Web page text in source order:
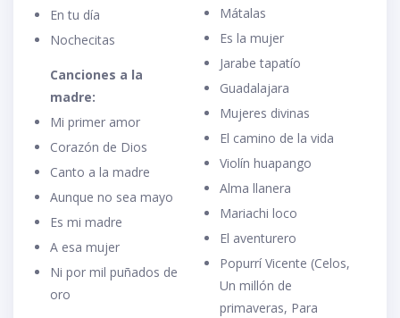
En tu día
Nochecitas
Canciones a la
madre:
Mi primer amor
Corazón de Dios
Canto a la madre
Aunque no sea mayo
Es mi madre
A esa mujer
Ni por mil puñados de
oro
Mátalas
Es la mujer
Jarabe tapatío
Guadalajara
Mujeres divinas
El camino de la vida
Violín huapango
Alma llanera
Mariachi loco
El aventurero
Popurrí Vicente (Celos,
Un millón de
primaveras, Para